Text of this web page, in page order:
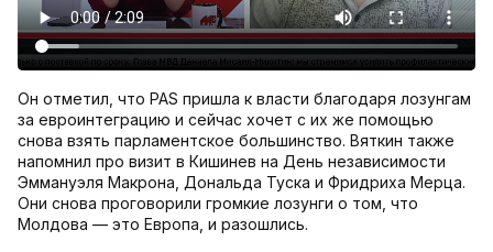
Он отметил, что PAS пришла к власти благодаря лозунгам
за евроинтеграцию и сейчас хочет с их же помощью
снова взять парламентское большинство. Вяткин также
напомнил про визит в Кишинев на День независимости
Эммануэля Макрона, Дональда Туска и Фридриха Мерца.
Они снова проговорили громкие лозунги о том, что
Молдова — это Европа, и разошлись.